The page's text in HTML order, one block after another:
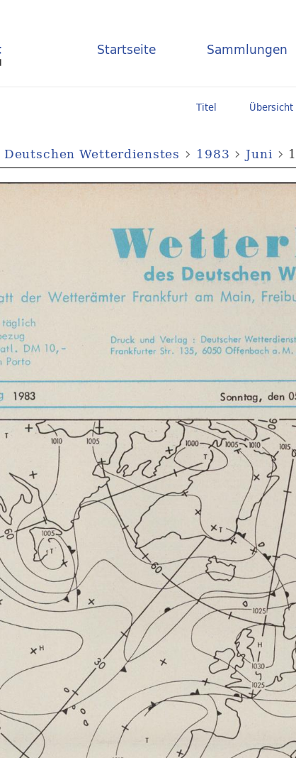
Startseite Sammlungen
Titel Übersicht
Wetterdienstes 1983 Juni